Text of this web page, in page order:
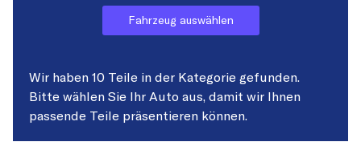
Fahrzeug auswählen
Wir haben 10 Teile in der Kategorie gefunden.
Bitte wählen Sie Ihr Auto aus, damit wir Ihnen
passende Teile präsentieren können.